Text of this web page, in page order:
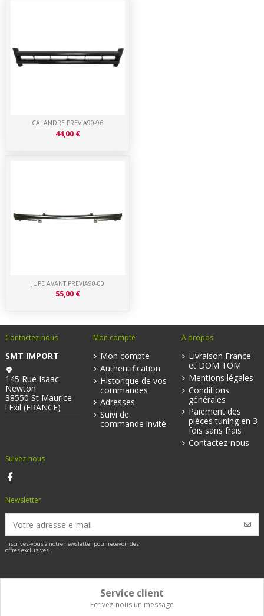
JUPE AVANT PREVIA90-00
55,00 €
CALANDRE PREVIA90-96
44,00 €
Contactez-nous
SMT IMPORT
145 Rue Isaac
Newton
38550 St Maurice
l'Exil (FRANCE)
Mon compte
Mon compte
Authentification
Historique de vos
commandes
Adresses
Suivi de
commande invité
A propos
Livraison France
et DOM TOM
Mentions légales
Conditions
générales
Paiement des
pièces tuning en 3
fois sans frais
Contactez-nous
Suivez-nous
Newsletter
Inscrivez-vous à notre newsletter pour recevoir des
offres exclusives.
Service client
Ecrivez-nous un message